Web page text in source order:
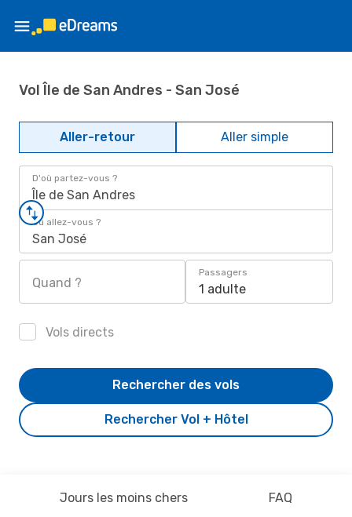
Vol Île de San Andres - San José
Aller-retour Aller simple
D'où partez-vous ?
Île de San Andres
Où allez-vous ?
San José
Quand ?
Passagers
1 adulte
Vols directs
Rechercher Vol + Hôtel
Rechercher des vols
Jours les moins chers FAQ